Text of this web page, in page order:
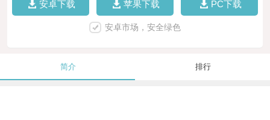
安卓下载 苹果下载 PC下载
安卓市场，安全绿色
简介 排行